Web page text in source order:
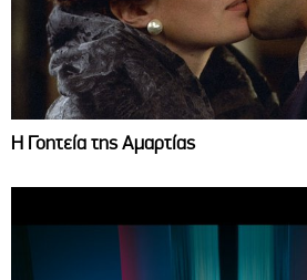
Η Γοητεία της Αμαρτίας